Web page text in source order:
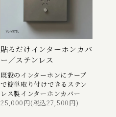
貼るだけインターホンカバ
ー／ステンレス
既設のインターホンにテープ
で簡単取り付けできるステン
レス製インターホンカバー
25,000円(税込27,500円)